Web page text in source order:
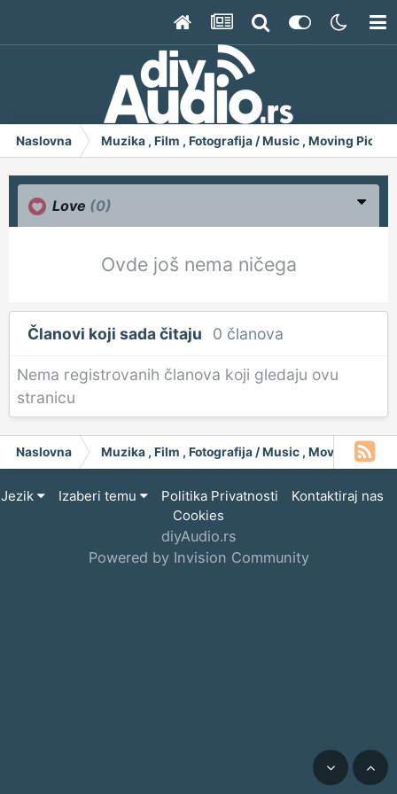
Naslovna Muzika , Film , Fotografija / Music , Moving
Love (0)
Ovde još nema ničega
Članovi koji sada čitaju 0 članova
Nema registrovanih članova koji gledaju ovu
stranicu
Naslovna Muzika , Film , Fotografija / Music , Moving
Jezik Izaberi temu Politika Privatnosti
Kontaktiraj nas
Cookies
diyAudio.rs
Powered by Invision Community